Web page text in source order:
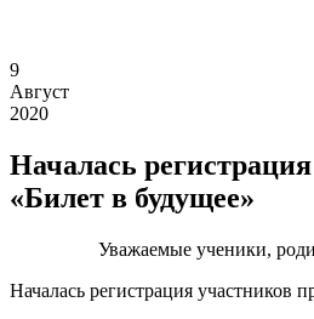
9
Август
2020
Началась
«Билет в будущее»
Уважаемые ученики,
Началась регистрация участников